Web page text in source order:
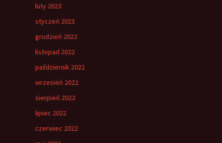
luty 2023
styczeń 2023
grudzień 2022
listopad 2022
październik 2022
wrzesień 2022
sierpień 2022
lipiec 2022
czerwiec 2022